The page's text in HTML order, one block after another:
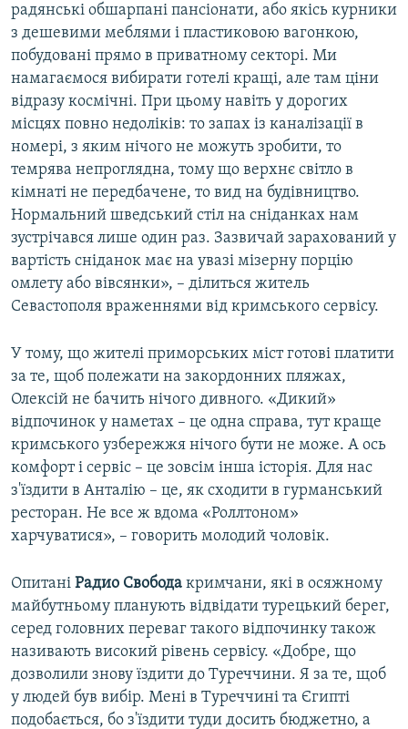
радянські обшарпані пансіонати, або якісь курники
з дешевими меблями і пластиковою вагонкою,
побудовані прямо в приватному секторі. Ми
намагаємося вибирати готелі кращі, але там ціни
відразу космічні. При цьому навіть у дорогих
місцях повно недоліків: то запах із каналізації в
номері, з яким нічого не можуть зробити, то
темрява непроглядна, тому що верхнє світло в
кімнаті не передбачене, то вид на будівництво.
Нормальний шведський стіл на сніданках нам
зустрічався лише один раз. Зазвичай зарахований у
вартість сніданок має на увазі мізерну порцію
омлету або вівсянки», – ділиться житель
Севастополя враженнями від кримського сервісу.
У тому, що жителі приморських міст готові платити
за те, щоб полежати на закордонних пляжах,
Олексій не бачить нічого дивного. «Дикий»
відпочинок у наметах – це одна справа, тут краще
кримського узбережжя нічого бути не може. А ось
комфорт і сервіс – це зовсім інша історія. Для нас
з'їздити в Анталію – це, як сходити в гурманський
ресторан. Не все ж вдома «Роллтоном»
харчуватися», – говорить молодий чоловік.
Опитані Радио Свобода кримчани, які в осяжному
майбутньому планують відвідати турецький берег,
серед головних переваг такого відпочинку також
називають високий рівень сервісу. «Добре, що
дозволили знову їздити до Туреччини. Я за те, щоб
у людей був вибір. Мені в Туреччині та Єгипті
подобається, бо з'їздити туди досить бюджетно, а